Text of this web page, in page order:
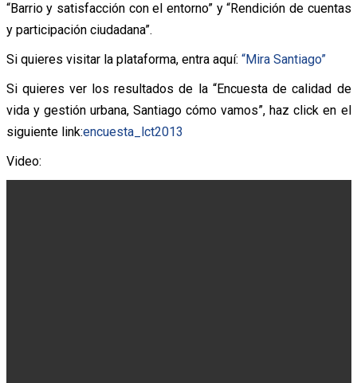
“Barrio y satisfacción con el entorno” y “Rendición de cuentas
y participación ciudadana”.
Si quieres visitar la plataforma, entra aquí: “Mira Santiago”
Si quieres ver los resultados de la “Encuesta de calidad de
vida y gestión urbana, Santiago cómo vamos”, haz click en el
siguiente link:encuesta_lct2013
Video: